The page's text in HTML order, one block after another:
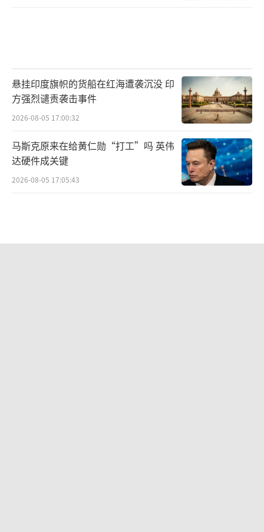
悬挂印度旗帜的货船在红海遭袭沉没 印
方强烈谴责袭击事件
2026-08-05 17:00:32
马斯克原来在给黄仁勋“打工”吗 英伟
达硬件成关键
2026-08-05 17:05:43